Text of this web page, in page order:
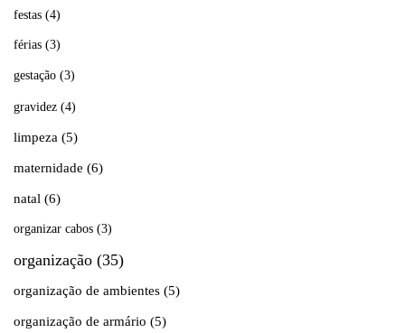
festas (4)
férias (3)
gestação (3)
gravidez (4)
limpeza (5)
maternidade (6)
natal (6)
organizar cabos (3)
organização (35)
organização de ambientes (5)
organização de armário (5)